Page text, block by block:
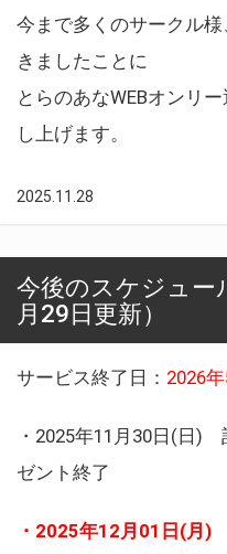
今まで多くのサークル
きましたことに
とらのあなWEBオンリ
し上げます。
2025.11.28
今後のスケジュー
月29日更新）
サービス終了日： 2026
・2025年11月30日(日)
ゼント終了
・2025年12月01日(月)